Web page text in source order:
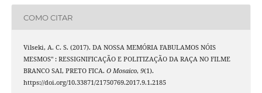
COMO CITAR
Vilseki, A. C. S. (2017). DA NOSSA MEMÓRIA FABULAMOS NÓIS
MESMOS" : RESSIGNIFICAÇÃO E POLITIZAÇÃO DA RAÇA NO FILME
BRANCO SAI, PRETO FICA. O Mosaico, 9(1).
https://doi.org/10.33871/21750769.2017.9.1.2185